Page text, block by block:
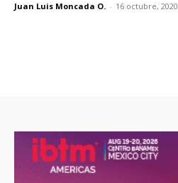
Juan Luis Moncada O. - 16 octubre, 2020